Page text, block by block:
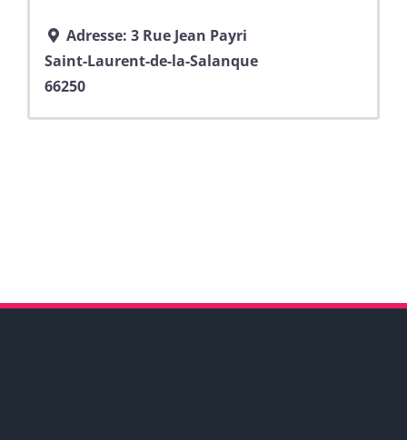
Adresse: 3 Rue Jean Payri
Saint-Laurent-de-la-Salanque
66250